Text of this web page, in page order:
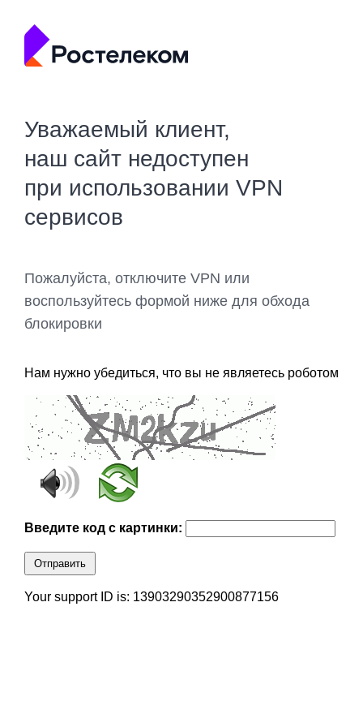
Уважаемый клиент,
наш сайт недоступен
при использовании VPN
сервисов
Пожалуйста, отключите VPN или
воспользуйтесь формой ниже для обхода
блокировки
Нам нужно убедиться, что вы не являетесь роботом
Введите код с картинки:
Отправить
Your support ID is: 13903290352900877156